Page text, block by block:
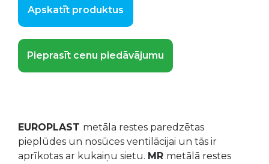
Apskatīt produktus
Pieprasīt cenu piedāvājumu
EUROPLAST metāla restes paredzētas
pieplūdes un nosūces ventilācijai un tās ir
aprīkotas ar kukaiņu sietu. MR metālā restes